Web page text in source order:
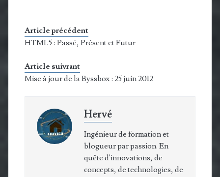
Article précédent
HTML5 : Passé, Présent et Futur
Article suivrant
Mise à jour de la Byssbox : 25 juin 2012
Hervé
Ingénieur de formation et
blogueur par passion. En
quête d'innovations, de
concepts, de technologies, de